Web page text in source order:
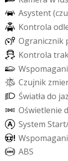
Asystent(czu
Kontrola odl
Ogranicznik
Kontrola tra
Wspomagani
Czujnik zmie
Światła do jaz
Oświetlenie d
System Start
Wspomagani
ABS